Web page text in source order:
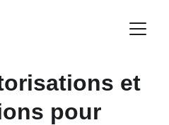
et
pour